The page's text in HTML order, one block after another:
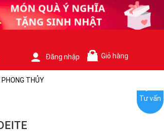
Đăng nhập Giỏ hàng
THỦY
Tư vấn